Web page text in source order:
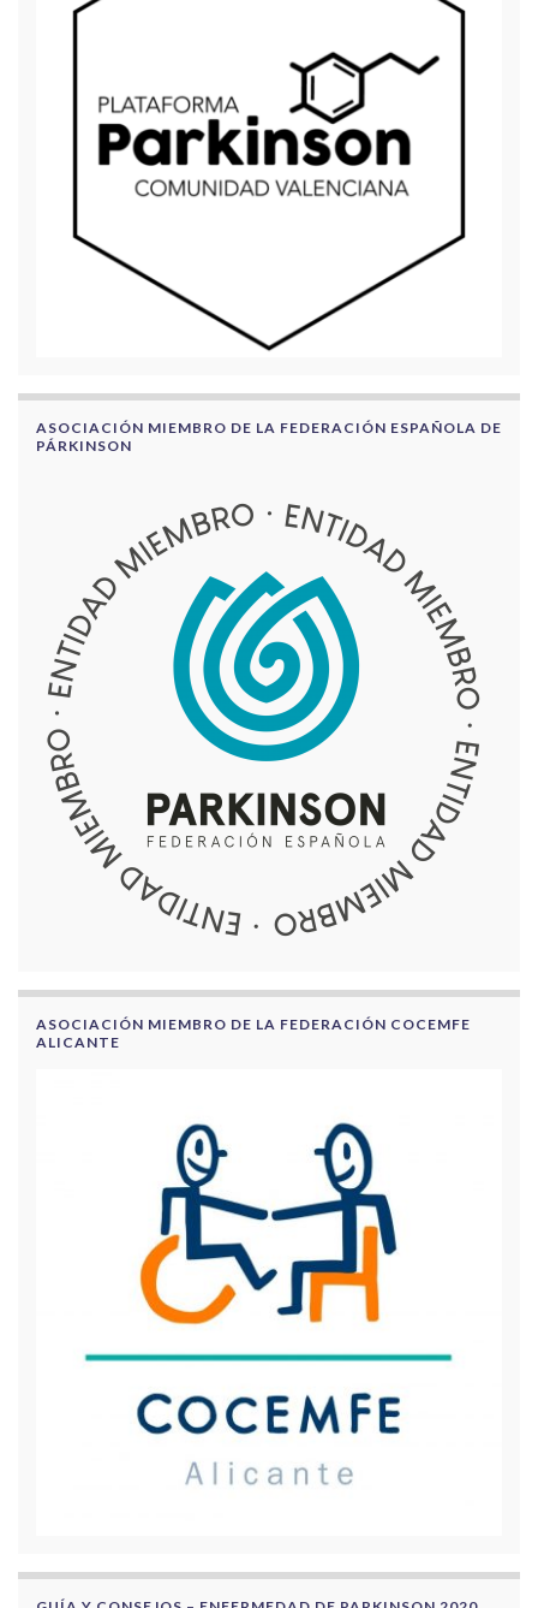
ASOCIACIÓN MIEMBRO DE LA FEDERACIÓN ESPAÑOLA DE
PÁRKINSON
ASOCIACIÓN MIEMBRO DE LA FEDERACIÓN COCEMFE
ALICANTE